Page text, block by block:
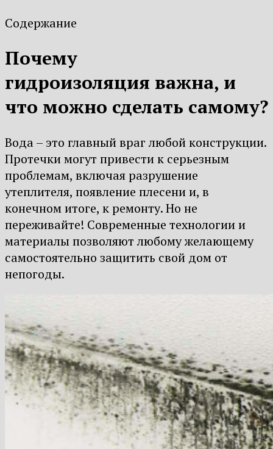
Содержание
Почему
гидроизоляция важна, и
что можно сделать самому?
Вода – это главный враг любой конструкции.
Протечки могут привести к серьезным
проблемам, включая разрушение
утеплителя, появление плесени и, в
конечном итоге, к ремонту. Но не
переживайте! Современные технологии и
материалы позволяют любому желающему
самостоятельно защитить свой дом от
непогоды.